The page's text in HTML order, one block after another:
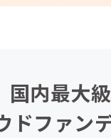
国内最大
ドファン